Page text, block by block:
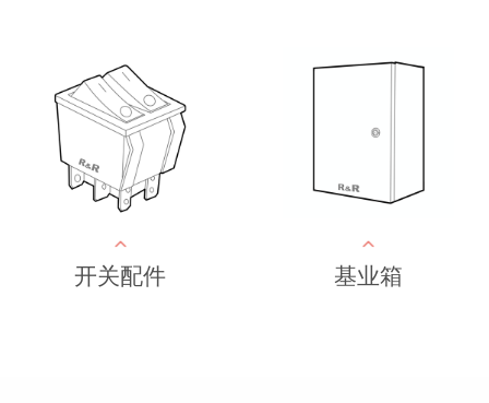
开关配件 基业箱